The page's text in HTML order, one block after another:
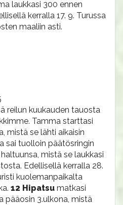
laukkasi 300 ennen
kerralla 17. 9. Turussa
maaliin asti.
reilun kuukauden tauosta
Tamma starttasi
mistä se lähti aikaisin
sai tuolloin päätösringin
mistä se laukkasi
Edellisellä kerralla 28.
kuolemanpaikalta
12 Hipatsu matkasi
pääosin 3.ulkona, mistä